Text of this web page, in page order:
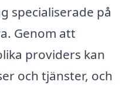
specialiserade på
Genom att
providers kan
och tjänster, och